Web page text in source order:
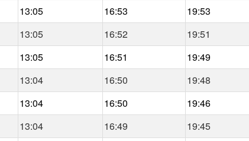
13:05 16:53 19:53
13:05 16:52 19:51
13:05 16:51 19:49
13:04 16:50 19:48
13:04 16:50 19:46
13:04 16:49 19:45